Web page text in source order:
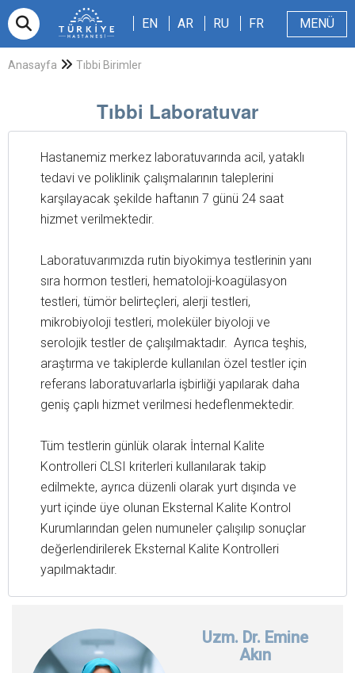
EN AR RU FR
Anasayfa Tıbbi Birimler
Tıbbi Laboratuvar
Hastanemiz merkez laboratuvarında acil, yataklı
tedavi ve poliklinik çalışmalarının taleplerini
karşılayacak şekilde haftanın 7 günü 24 saat
hizmet verilmektedir.
Laboratuvarımızda rutin biyokimya testlerinin yanı
sıra hormon testleri, hematoloji-koagülasyon
testleri, tümör belirteçleri, alerji testleri,
mikrobiyoloji testleri, moleküler biyoloji ve
serolojik testler de çalışılmaktadır. Ayrıca teşhis,
araştırma ve takiplerde kullanılan özel testler için
referans laboratuvarlarla işbirliği yapılarak daha
geniş çaplı hizmet verilmesi hedeflenmektedir.
Tüm testlerin günlük olarak İnternal Kalite
Kontrolleri CLSI kriterleri kullanılarak takip
edilmekte, ayrıca düzenli olarak yurt dışında ve
yurt içinde üye olunan Eksternal Kalite Kontrol
Kurumlarından gelen numuneler çalışılıp sonuçlar
değerlendirilerek Eksternal Kalite Kontrolleri
yapılmaktadır.
Uzm. Dr. Emine
Akın
EN AR RU FR MENÜ